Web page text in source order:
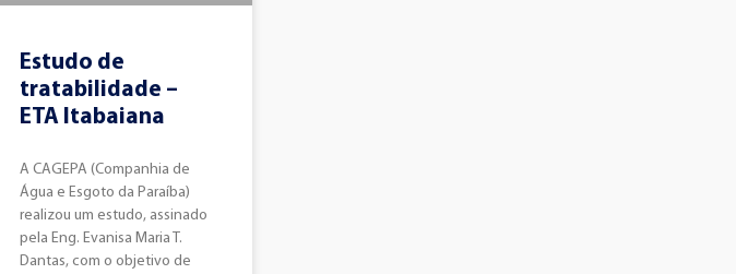
Estudo de
tratabilidade –
ETA Itabaiana
A CAGEPA (Companhia de
Água e Esgoto da Paraíba)
realizou um estudo, assinado
pela Eng. Evanisa Maria T.
Dantas, com o objetivo de